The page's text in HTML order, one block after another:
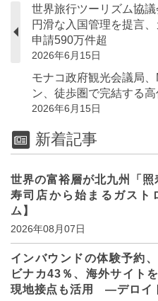
世界旅行ツーリズム協
円滑な入国管理を提言
申請590万件超
2026年6月15日
モナコ政府観光会議局
ン、徒歩圏で完結する
2026年6月15日
新着記事
世界の富裕層が北九州「
寿司店から始まるガスト
ム】
2026年08月07日
インバウンドの体験予約
ビナカ43％、海外サイト
現地接点も活用 ―デロイ